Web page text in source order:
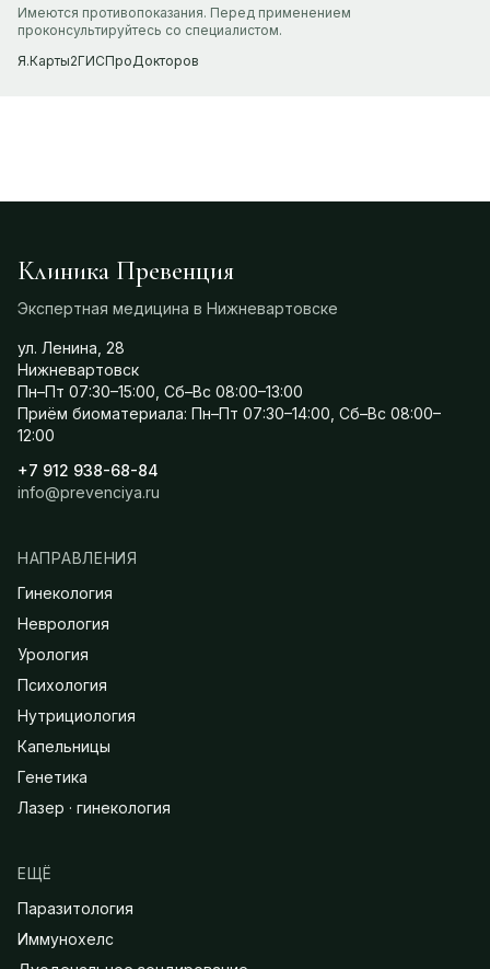
Имеются противопоказания. Перед применением
проконсультируйтесь со специалистом.
Я.Карты2ГИСПроДокторов
Клиника Превенция
Экспертная медицина в Нижневартовске
ул. Ленина, 28
Нижневартовск
Пн–Пт 07:30–15:00, Сб–Вс 08:00–13:00
Приём биоматериала: Пн–Пт 07:30–14:00, Сб–Вс 08:00–
12:00
+7 912 938-68-84
info@prevenciya.ru
НАПРАВЛЕНИЯ
Гинекология
Неврология
Урология
Психология
Нутрициология
Капельницы
Генетика
Лазер · гинекология
ЕЩЁ
Паразитология
Иммунохелс